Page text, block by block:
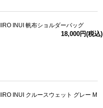
同好会
INUI 帆布ショルダーバッグ
18,000円(税込)
INUI クルースウェット グレー M